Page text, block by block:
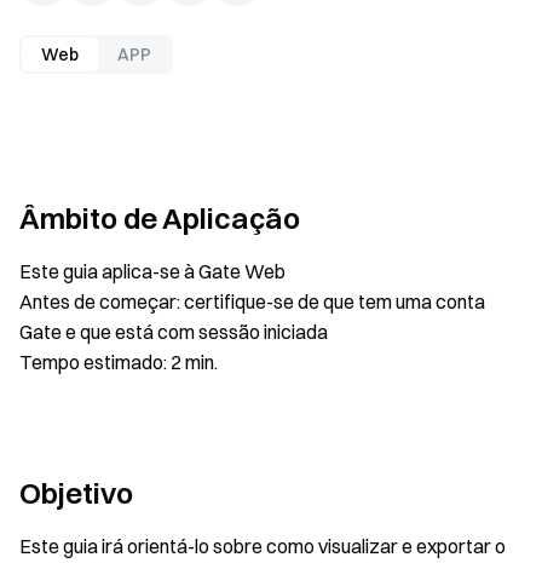
Web APP
Âmbito de Aplicação
Este guia aplica-se à Gate Web
Antes de começar: certifique-se de que tem uma conta
Gate e que está com sessão iniciada
Tempo estimado: 2 min.
Objetivo
Este guia irá orientá-lo sobre como visualizar e exportar o